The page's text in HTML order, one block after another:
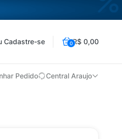
Cadastre-se 0R$ 0,00
Pedido Central Araujo